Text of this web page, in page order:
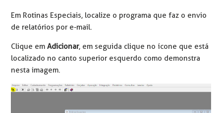
Em Rotinas Especiais, localize o programa que faz o envio
de relatórios por e-mail.
Clique emAdicionar, em seguida clique no ícone que está
localizado no canto superior esquerdo como demonstra
nesta imagem.